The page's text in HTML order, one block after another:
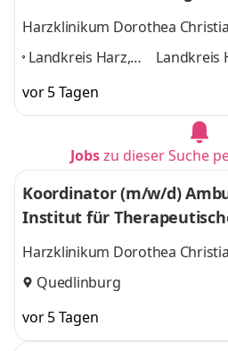
4 weitere
Harzklinikum Dorothea
GmbH
Landkreis Harz,
Quedlinburg,
Blankenburg
Halberstadt,
Landkreis
Halberstadt
weitere
vor 5 Tagen
Jobszu dieser Suche
Koordinator (m/w/d)
Institut für
zklinikum
Harzklinikum Dorothea
GmbH
Quedlinburg
vor 5 Tagen